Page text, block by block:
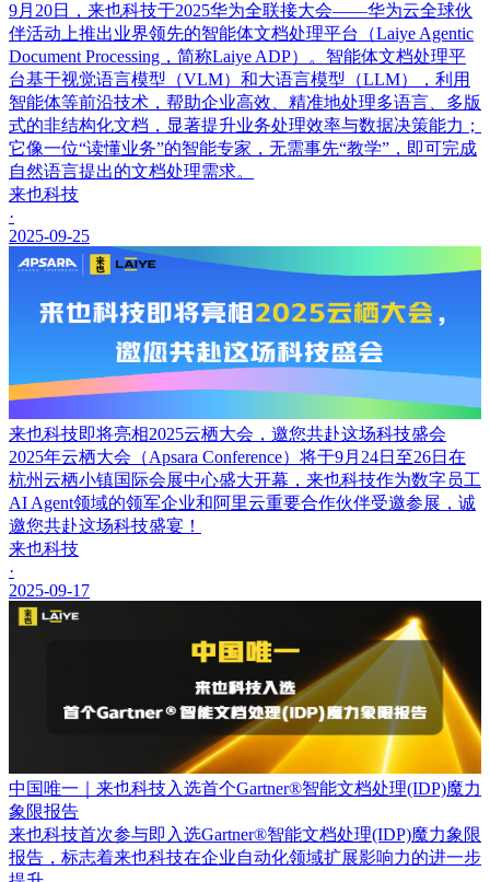
9月20日，来也科技于2025华为全联接大会——华为云全球伙
伴活动上推出业界领先的智能体文档处理平台（Laiye Agentic
Document Processing，简称Laiye ADP）。智能体文档处理平
台基于视觉语言模型（VLM）和大语言模型（LLM），利用
智能体等前沿技术，帮助企业高效、精准地处理多语言、多版
式的非结构化文档，显著提升业务处理效率与数据决策能力；
它像一位“读懂业务”的智能专家，无需事先“教学”，即可完成
自然语言提出的文档处理需求。
来也科技
·
2025-09-25
来也科技即将亮相2025云栖大会，邀您共赴这场科技盛会
2025年云栖大会（Apsara Conference）将于9月24日至26日在
杭州云栖小镇国际会展中心盛大开幕，来也科技作为数字员工
AI Agent领域的领军企业和阿里云重要合作伙伴受邀参展，诚
邀您共赴这场科技盛宴！
来也科技
·
2025-09-17
中国唯一｜来也科技入选首个Gartner®智能文档处理(IDP)魔力
象限报告
来也科技首次参与即入选Gartner®智能文档处理(IDP)魔力象限
报告，标志着来也科技在企业自动化领域扩展影响力的进一步